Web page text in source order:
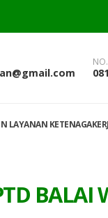
LAYANAN
BALAI